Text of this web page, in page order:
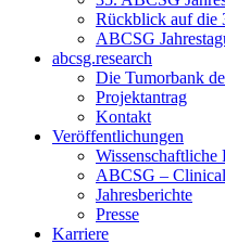
Rückblick auf die
ABCSG
abcsg.research
Die Tumorbank
Projektantrag
Kontakt
Veröffentlichungen
Wissenschaftliche
ABCSG –
Jahresberichte
Presse
Karriere